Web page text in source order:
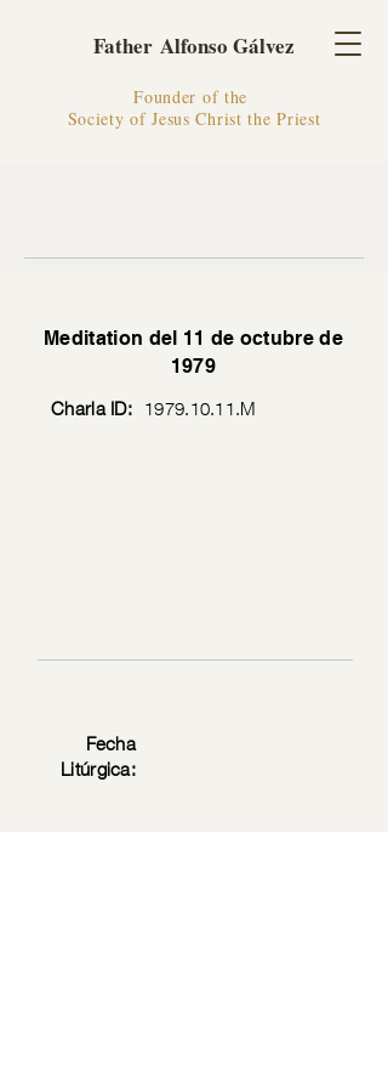
Father Alfonso Gálvez
Founder of the
Society of Jesus Christ the Priest
Meditation del 11 de octubre de
1979
Charla ID: 1979.10.11.M
Fecha
Litúrgica: